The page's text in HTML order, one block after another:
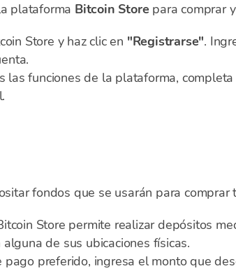
plataforma Bitcoin Store para comprar
Store y haz clic en "Registrarse".
las funciones de la plataforma,
fondos que se usarán para comprar
Store permite realizar depósitos
de sus ubicaciones físicas.
preferido, ingresa el monto que